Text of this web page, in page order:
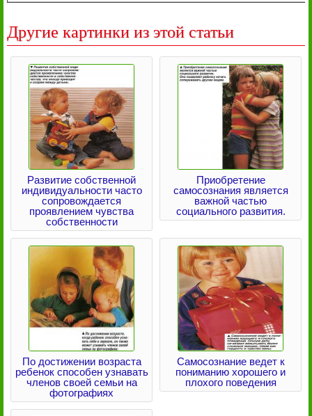
Другие картинки из этой статьи
Развитие собственной
индивидуальности часто
сопровождается
проявлением чувства
собственности
Приобретение
самосознания является
важной частью
социального развития.
По достижении возраста
ребенок способен узнавать
членов своей семьи на
фотографиях
Самосознание ведет к
пониманию хорошего и
плохого поведения